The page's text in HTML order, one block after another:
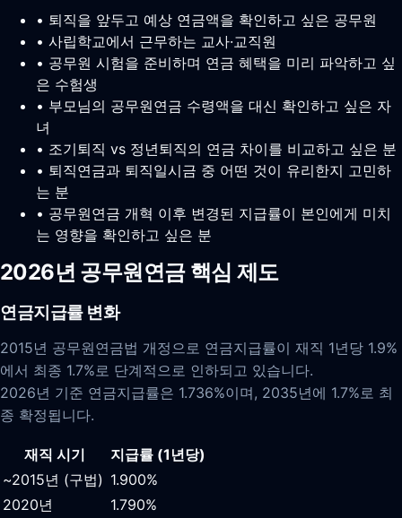
• 퇴직을 앞두고 예상 연금액을 확인하고 싶은 공무원
• 사립학교에서 근무하는 교사·교직원
• 공무원 시험을 준비하며 연금 혜택을 미리 파악하고 싶
은 수험생
• 부모님의 공무원연금 수령액을 대신 확인하고 싶은 자
녀
• 조기퇴직 vs 정년퇴직의 연금 차이를 비교하고 싶은 분
• 퇴직연금과 퇴직일시금 중 어떤 것이 유리한지 고민하
는 분
• 공무원연금 개혁 이후 변경된 지급률이 본인에게 미치
는 영향을 확인하고 싶은 분
2026년 공무원연금 핵심 제도
연금지급률 변화
2015년 공무원연금법 개정으로 연금지급률이 재직 1년당 1.9%
에서 최종 1.7%로 단계적으로 인하되고 있습니다.
2026년 기준 연금지급률은 1.736%이며, 2035년에 1.7%로 최
종 확정됩니다.
재직 시기
지급률 (1년당)
~2015년 (구법) 1.900%
2020년
1.790%